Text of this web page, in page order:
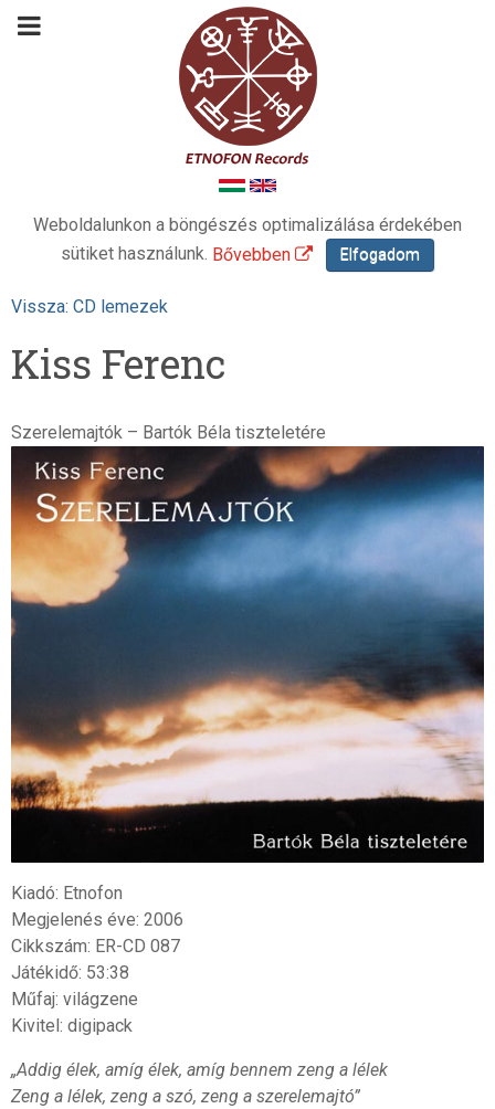
Weboldalunkon a böngészés optimalizálása érdekében
sütiket használunk. Bővebben Elfogadom
Vissza: CD lemezek
Kiss Ferenc
Szerelemajtók – Bartók Béla tiszteletére
Kiadó: Etnofon
Megjelenés éve: 2006
Cikkszám: ER-CD 087
Játékidő: 53:38
Műfaj: világzene
Kivitel: digipack
„Addig élek, amíg élek, amíg bennem zeng a lélek
Zeng a lélek, zeng a szó, zeng a szerelemajtó”